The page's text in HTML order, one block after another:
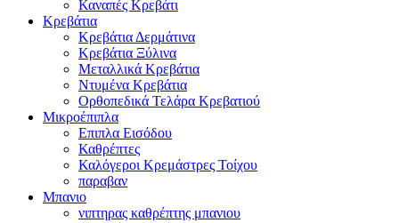
Καναπές Κρεβάτι
Κρεβάτια
Κρεβάτια Δερμάτινα
Κρεβάτια Ξύλινα
Μεταλλικά Κρεβάτια
Ντυμένα Κρεβάτια
Ορθοπεδικά Τελάρα Κρεβατιού
Μικροέπιπλα
Επιπλα Εισόδου
Καθρέπτες
Καλόγεροι Κρεμάστρες Τοίχου
παραβαν
Μπανιο
νιπτηρας καθρέπτης μπανιου